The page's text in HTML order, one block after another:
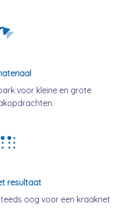
voor kleine en grote
resultaat
oog voor een kraaknet